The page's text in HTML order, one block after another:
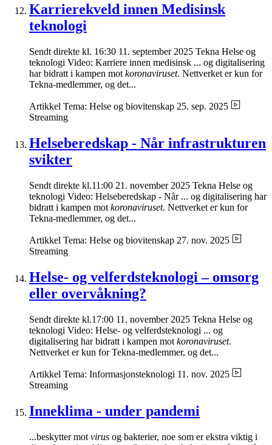
Karrierekveld innen Medisinsk
teknologi
Sendt direkte kl. 16:30 11. september 2025 Tekna Helse og
teknologi Video: Karriere innen medisinsk ... og digitalisering
har bidratt i kampen mot koronaviruset. Nettverket er kun for
Tekna-medlemmer, og det...
Artikkel Tema: Helse og biovitenskap 25. sep. 2025
Streaming
Helseberedskap - Når infrastrukturen
svikter
Sendt direkte kl.11:00 21. november 2025 Tekna Helse og
teknologi Video: Helseberedskap - Når ... og digitalisering har
bidratt i kampen mot koronaviruset. Nettverket er kun for
Tekna-medlemmer, og det...
Artikkel Tema: Helse og biovitenskap 27. nov. 2025
Streaming
Helse- og velferdsteknologi – omsorg
eller overvåkning?
Sendt direkte kl.17:00 11. november 2025 Tekna Helse og
teknologi Video: Helse- og velferdsteknologi ... og
digitalisering har bidratt i kampen mot koronaviruset.
Nettverket er kun for Tekna-medlemmer, og det...
Artikkel Tema: Informasjonsteknologi 11. nov. 2025
Streaming
Inneklima - under pandemi
...beskytter mot virus og bakterier, noe som er ekstra viktig i